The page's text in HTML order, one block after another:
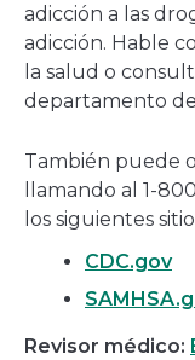
adicción a las
adicción. Hable
la salud o
departamento
También puede
llamando al 1-
los siguientes
CDC.gov
Revisor médico: